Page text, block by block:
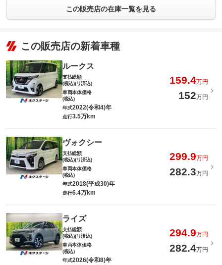
この販売店の在庫一覧を見る
この販売店の新着車種
ルークス
支払総額
(税込)(リ済込)
159.4万円
車両本体価格
(税込)
152万円
年式2022(令和4)年
走行3.5万km
ヴォクシー
支払総額
(税込)(リ済込)
299.9万円
車両本体価格
(税込)
282.3万円
年式2018(平成30)年
走行6.4万km
ライズ
支払総額
(税込)(リ済込)
294.9万円
車両本体価格
(税込)
282.4万円
年式2026(令和8)年